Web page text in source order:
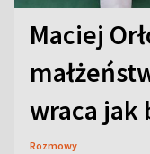
Maciej
wraca jak
Rozmowy